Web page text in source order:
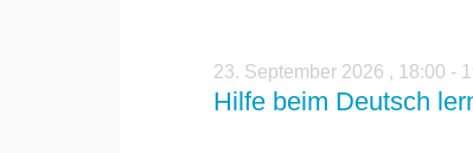
23. September 2026 , 18:00 -
Hilfe beim Deutsch